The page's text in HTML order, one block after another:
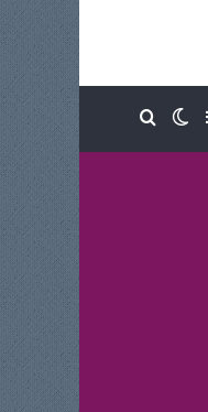
إضافة عمود جانبي
الوضع المظلم
بحث عن